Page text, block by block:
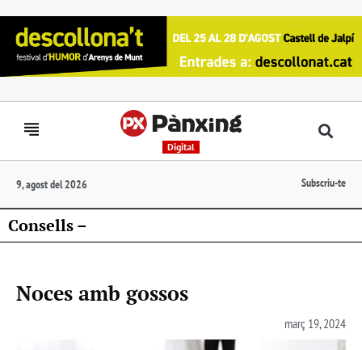
Digital
9, agost del 2026 Subscriu-te
Consells –
Noces amb gossos
març 19, 2024